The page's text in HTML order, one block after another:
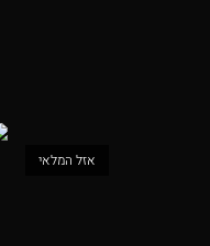
אזל המלאי